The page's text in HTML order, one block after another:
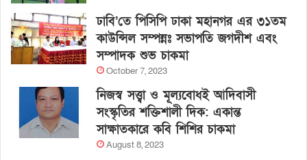
ঢাবি’তে পিসিপি ঢাকা মহানগর এর ৩১তম
কাউন্সিল সম্পন্নঃ সভাপতি জগদীশ এবং
সম্পাদক শুভ চাকমা
October 7, 2023
নিজস্ব সত্ত্বা ও মূল্যবোধই আদিবাসী
সংস্কৃতির শক্তিশালী দিক: একান্ত
সাক্ষাতকারে কবি শিশির চাকমা
August 8, 2023